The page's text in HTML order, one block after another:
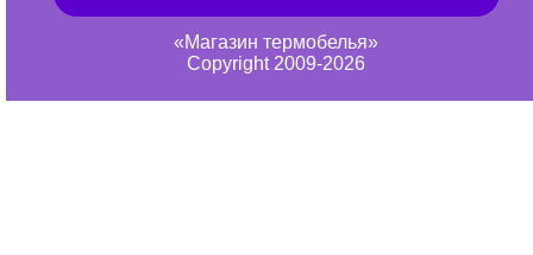
«Магазин термобелья»
Copyright 2009-2026